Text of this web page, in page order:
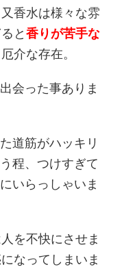
香水は様々な雰
と香りが苦手な
介な存在。
会った事ありま
道筋がハッキリ
程、つけすぎて
いらっしゃいま
を不快にさせま
なってしまいま